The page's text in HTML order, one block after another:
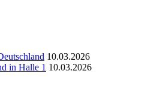
10.03.2026
in Halle 1 10.03.2026